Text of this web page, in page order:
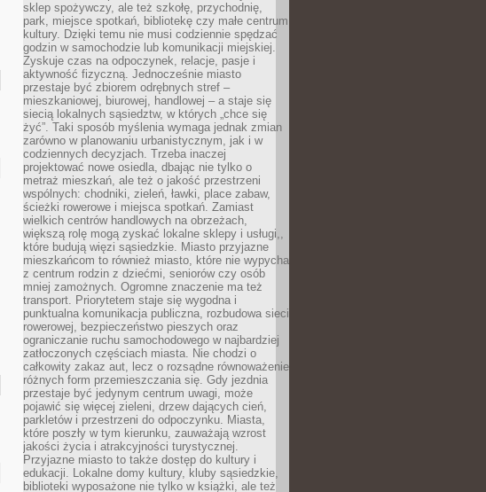
sklep spożywczy, ale też szkołę, przychodnię,
park, miejsce spotkań, bibliotekę czy małe centrum
kultury. Dzięki temu nie musi codziennie spędzać
godzin w samochodzie lub komunikacji miejskiej.
Zyskuje czas na odpoczynek, relacje, pasje i
aktywność fizyczną. Jednocześnie miasto
przestaje być zbiorem odrębnych stref –
mieszkaniowej, biurowej, handlowej – a staje się
siecią lokalnych sąsiedztw, w których „chce się
żyć”. Taki sposób myślenia wymaga jednak zmian
zarówno w planowaniu urbanistycznym, jak i w
codziennych decyzjach. Trzeba inaczej
projektować nowe osiedla, dbając nie tylko o
metraż mieszkań, ale też o jakość przestrzeni
wspólnych: chodniki, zieleń, ławki, place zabaw,
ścieżki rowerowe i miejsca spotkań. Zamiast
wielkich centrów handlowych na obrzeżach,
większą rolę mogą zyskać lokalne sklepy i usługi,,
które budują więzi sąsiedzkie. Miasto przyjazne
mieszkańcom to również miasto, które nie wypycha
z centrum rodzin z dziećmi, seniorów czy osób
mniej zamożnych. Ogromne znaczenie ma też
transport. Priorytetem staje się wygodna i
punktualna komunikacja publiczna, rozbudowa sieci
rowerowej, bezpieczeństwo pieszych oraz
ograniczanie ruchu samochodowego w najbardziej
zatłoczonych częściach miasta. Nie chodzi o
całkowity zakaz aut, lecz o rozsądne równoważenie
różnych form przemieszczania się. Gdy jezdnia
przestaje być jedynym centrum uwagi, może
pojawić się więcej zieleni, drzew dających cień,
parkletów i przestrzeni do odpoczynku. Miasta,
które poszły w tym kierunku, zauważają wzrost
jakości życia i atrakcyjności turystycznej.
Przyjazne miasto to także dostęp do kultury i
edukacji. Lokalne domy kultury, kluby sąsiedzkie,
biblioteki wyposażone nie tylko w książki, ale też